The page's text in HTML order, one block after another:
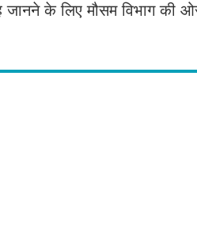
जानने के लिए मौसम विभाग की